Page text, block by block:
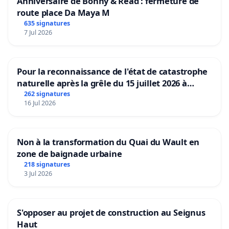
la petite enfance : quelles conséquences », Axelle,
n°266, janvier-mars 2026,
https://www.axellemag.be/definancement-massif-
[v] Gilles Chevalier et Frédéric De Henau, La colère
d’un directeur : l’école Saint-Antoine risque de
supprimer les repas chauds », 13 avril 2026, BX1,
ses-repas-chauds/.
[vi] « Gratuité des fournitures scolaires en FWB : les
6e primaires finalement exclus à la rentrée »,
infos/2026/02/10/gratuite-des-fournitures-
route place Da Maya M
635 signatures
7 Jul 2026
Pour la reconnaissance de l'état de catastrophe
naturelle après la grêle du 15 juillet 2026 à
Aubenas et ses alentours
262 signatures
16 Jul 2026
Non à la transformation du Quai du Wault en
zone de baignade urbaine
218 signatures
3 Jul 2026
S'opposer au projet de construction au Seignus
Haut